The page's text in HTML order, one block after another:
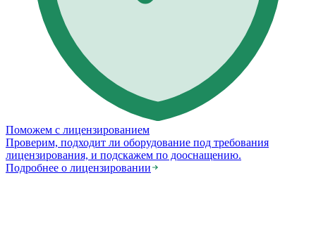
Поможем с лицензированием
Проверим, подходит ли оборудование под требования
лицензирования, и подскажем по дооснащению.
Подробнее о лицензировании